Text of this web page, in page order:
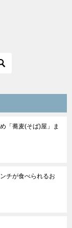
「蕎麦(そば)屋」ま
チが食べられるお